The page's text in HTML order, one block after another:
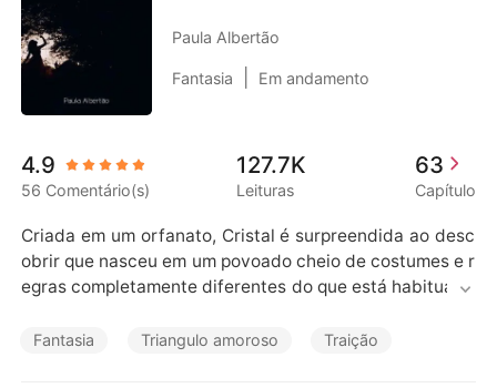
Baixar App
Moderno
Lobisomem
Contos
Bilionários
Contos Curtos
Paula Albertão
Fantasia Em andamento
4.9
56 Comentário(s)
127.7K
Leituras
63
Capítulo
Criada em um orfanato, Cristal é surpreendida ao desc
obrir que nasceu em um povoado cheio de costumes e r
egras completamente diferentes do que está habituada
Lutando para se adaptar e sentindo muita falta do velh
Fantasia Triangulo amoroso Traição